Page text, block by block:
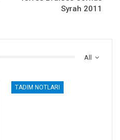
Syrah 2011
All
TADIM NOTLARI